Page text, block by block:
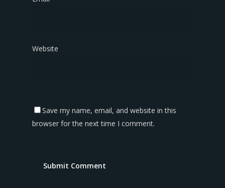
Website
Save my name, email, and website in this
browser for the next time I comment.